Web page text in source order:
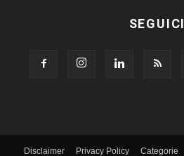
SEGUICI
Disclaimer Privacy Policy Categorie